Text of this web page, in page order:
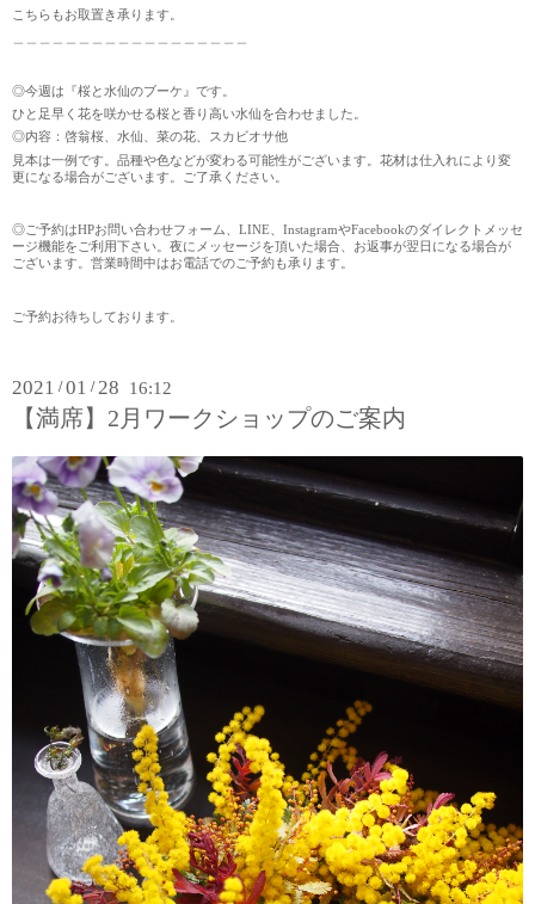
こちらもお取置き承ります。
◎今週は『桜と水仙のブーケ』です。
ひと足早く花を咲かせる桜と香り高い水仙を合わせました。
◎内容：啓翁桜、水仙、菜の花、スカビオサ他
見本は一例です。品種や色などが変わる可能性がございます。花材は仕入れにより変
更になる場合がございます。ご了承ください。
◎ご予約はHPお問い合わせフォーム、 LINE、 InstagramやFacebookのダイレクトメッセ
ージ機能をご利用下さい。夜にメッセージを頂いた場合、お返事が翌日になる場合が
ございます。営業時間中はお電話でのご予約も承ります。
ご予約お待ちしております。
2021 /01 /28 16:12
【満席】2月ワークショップのご案内